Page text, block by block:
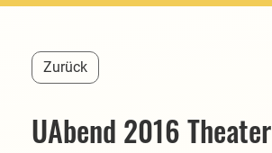
Zurück
UAbend 2016 Theater